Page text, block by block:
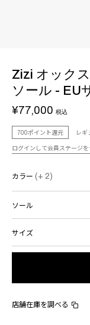
Zizi オック
ソール - EU
¥77,000 税込
700ポイント還元
レ
ログインして会員ステージ
カラー (+ 2)
ソール
サイズ
店舗在庫を調べる